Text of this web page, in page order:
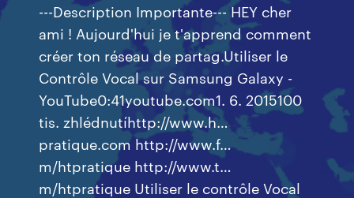
---Description Importante--- HEY cher
ami ! Aujourd'hui je t'apprend comment
créer ton réseau de partag.Utiliser le
Contrôle Vocal sur Samsung Galaxy -
YouTube0:41youtube.com1. 6. 2015100
tis. zhlédnutíhttp://www.h…
pratique.com http://www.f…
m/htpratique http://www.t…
m/htpratique Utiliser le contrôle Vocal